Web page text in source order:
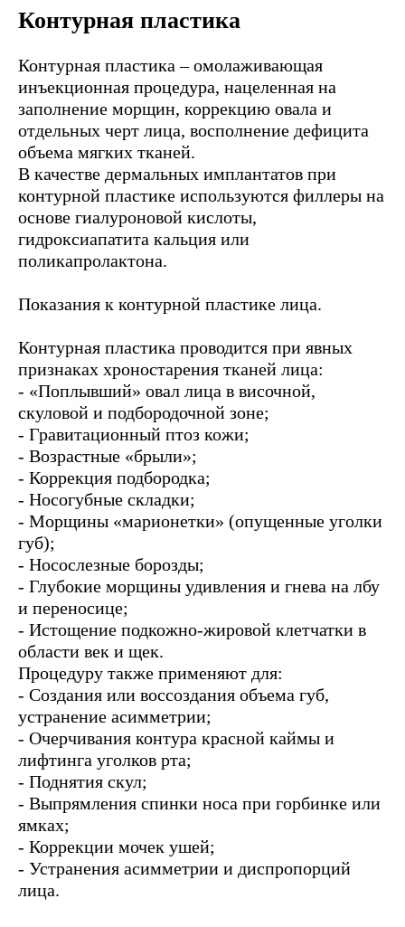
Контурная пластика
Контурная пластика – омолаживающая
инъекционная процедура, нацеленная на
заполнение морщин, коррекцию овала и
отдельных черт лица, восполнение дефицита
объема мягких тканей.
В качестве дермальных имплантатов при
контурной пластике используются филлеры на
основе гиалуроновой кислоты,
гидроксиапатита кальция или
поликапролактона.
Показания к контурной пластике лица.
Контурная пластика проводится при явных
признаках хроностарения тканей лица:
- «Поплывший» овал лица в височной,
скуловой и подбородочной зоне;
- Гравитационный птоз кожи;
- Возрастные «брыли»;
- Коррекция подбородка;
- Носогубные складки;
- Морщины «марионетки» (опущенные уголки
губ);
- Носослезные борозды;
- Глубокие морщины удивления и гнева на лбу
и переносице;
- Истощение подкожно-жировой клетчатки в
области век и щек.
Процедуру также применяют для:
- Создания или воссоздания объема губ,
устранение асимметрии;
- Очерчивания контура красной каймы и
лифтинга уголков рта;
- Поднятия скул;
- Выпрямления спинки носа при горбинке или
ямках;
- Коррекции мочек ушей;
- Устранения асимметрии и диспропорций
лица.